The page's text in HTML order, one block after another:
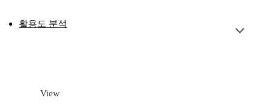
활용도 분석
View